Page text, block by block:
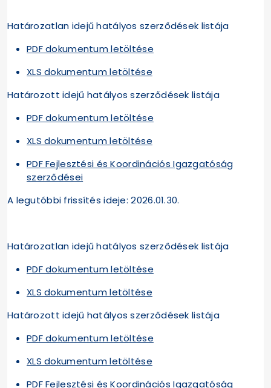
Határozatlan idejű hatályos szerződések listája
PDF dokumentum letöltése
XLS dokumentum letöltése
Határozott idejű hatályos szerződések listája
PDF dokumentum letöltése
XLS dokumentum letöltése
PDF Fejlesztési és Koordinációs Igazgatóság
szerződései
A legutóbbi frissítés ideje: 2026.01.30.
Határozatlan idejű hatályos szerződések listája
PDF dokumentum letöltése
XLS dokumentum letöltése
Határozott idejű hatályos szerződések listája
PDF dokumentum letöltése
XLS dokumentum letöltése
PDF Fejlesztési és Koordinációs Igazgatóság